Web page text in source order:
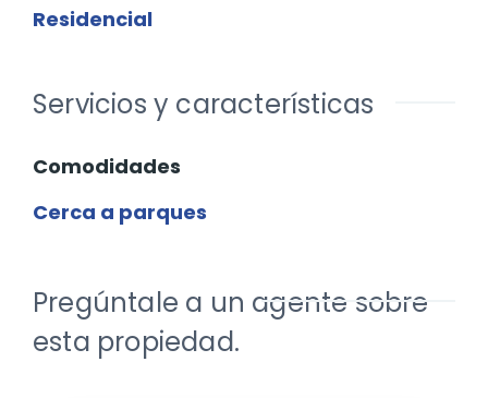
Residencial
Servicios y características
Comodidades
Cerca a parques
Pregúntale a un agente sobre
esta propiedad.